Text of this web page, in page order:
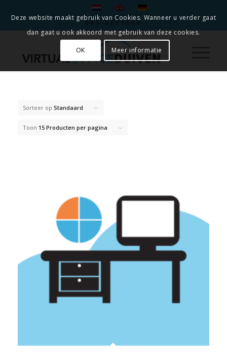
085-0601608
Sorteer op Standaard
Toon 15 Producten per pagina
Deze website maakt gebruik van Cookies. Wanneer u verder gaat
dan gaat u ook akkoord met gebruik van deze cookies.
OK Meer informatie